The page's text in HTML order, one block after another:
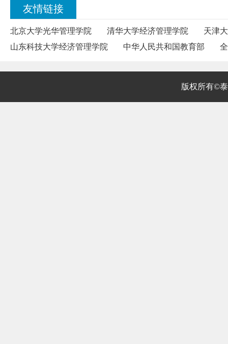
友情链接
北京大学光华管理学院 清华大学经济管理学院
天津
山东科技大学经济管理学院
中华人民共和国教育部
版权所有©